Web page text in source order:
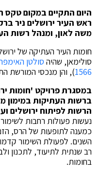
היום התקיים במקום
ראש העיר ירושלים ניר
משה לאון, ומנהל רשות
סולימאן, שהיה סולטן
1566), והן מנכסי המורשת
במסגרת פרויקט 'חומות
ברשות העתיקות במימון
הרשות לפיתוח ירושלים
נעשות פעולות רחבות
כמענה לתופעות של הרס,
השנים. לפעולת השימור
רב שנתית לתיעוד, לתכנון
בחומות.